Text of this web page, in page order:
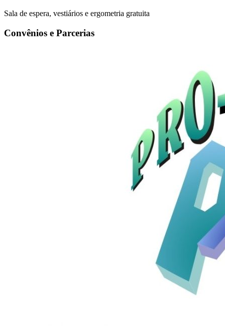
Sala de espera, vestiários e ergometria gratuita
Convênios e Parcerias